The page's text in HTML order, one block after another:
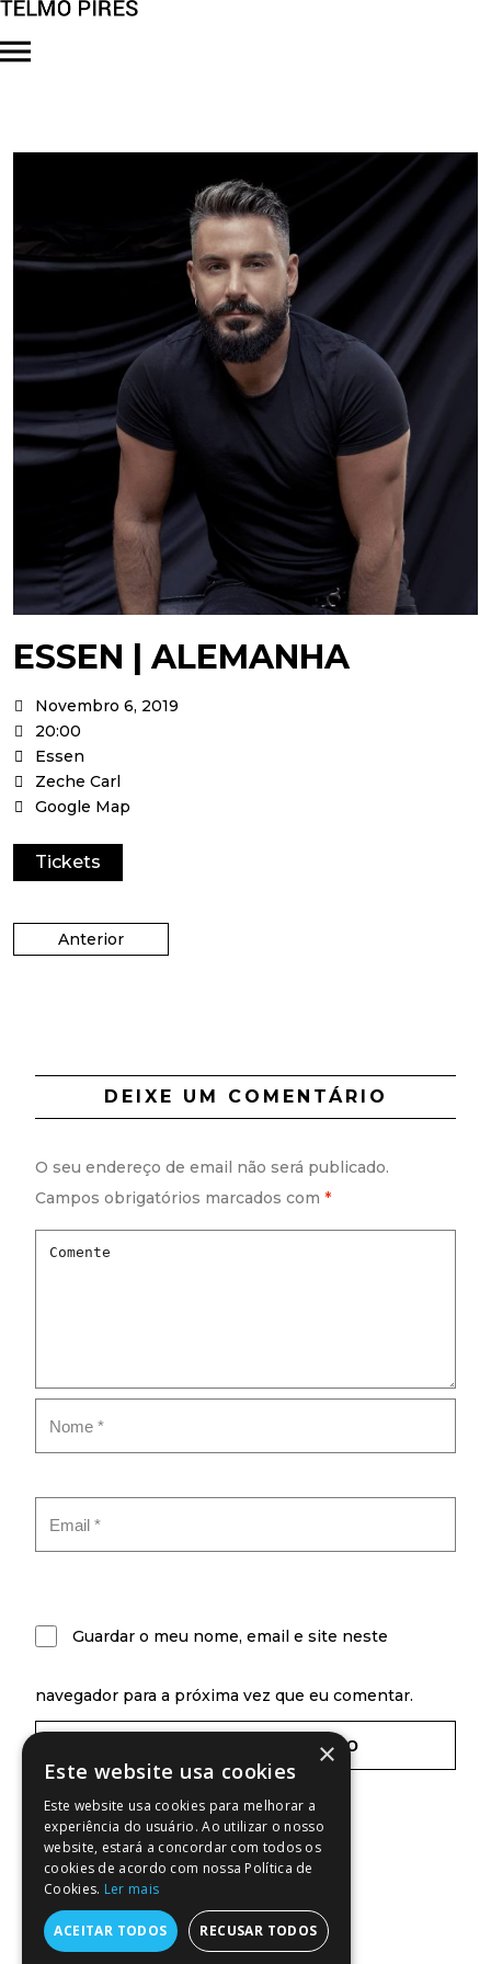
ESSEN | ALEMANHA
Novembro 6, 2019
20:00
Essen
Zeche Carl
Google Map
Tickets
Anterior
DEIXE UM COMENTÁRIO
O seu endereço de email não será publicado.
Campos obrigatórios marcados com *
Guardar o meu nome, email e site neste
navegador para a próxima vez que eu comentar.
×
Este website usa cookies
Este website usa cookies para melhorar a
experiência do usuário. Ao utilizar o nosso
website, estará a concordar com todos os
cookies de acordo com nossa Política de
Cookies. Ler mais
ACEITAR TODOS RECUSAR TODOS